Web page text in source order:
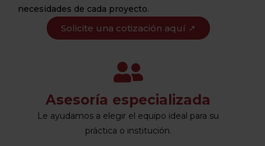
necesidades de cada proyecto.
Solicite una cotización aquí ↗
Asesoría especializada
Le ayudamos a elegir el equipo ideal para su
práctica o institución.